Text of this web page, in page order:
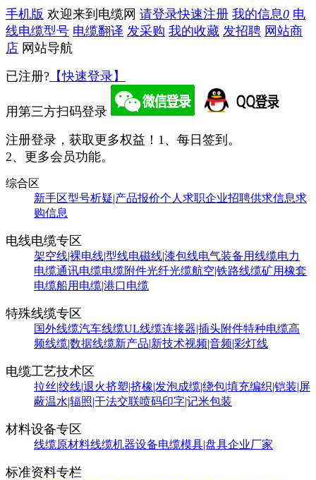
手机版 欢迎来到电缆网 请登录快速注册 我的信息0 电
线电缆型号 电缆翻译 发采购 我的收藏 发招聘 网站商
店 网站导航
已注册? 【快速登录】
用第三方扫码登录
注册登录，获取更多权益！ 1、每日签到。
2、更多会员功能。
综合区
新手区型号析疑|产品报价个人求职企业招聘供求信息求
购信息
电线电缆专区
架空线|裸电线|型线电磁线|漆包线电气装备用线缆电力
电缆通讯电缆电缆附件光纤光缆航空|铁路线缆矿用橡套
电缆船用电缆|港口电缆
特殊线缆专区
国外线缆汽车线缆UL线缆连接器|插头附件特种电缆高
频线缆|数据线缆新产品|新技术视频|音频|彩灯线
电缆工艺技术区
拉丝|绞线|退火挤塑|挤橡|发泡成缆|绕包|填充编织|铠装|屏
蔽温水|辐照|干法交联喷码印字|记米包装
材料设备专区
线缆原材料线缆机器设备电缆模具|盘具企业厂家
标准资料专栏